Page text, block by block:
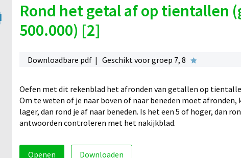
Rond het getal af op tientallen
500.000) [2]
Downloadbare pdf | Geschikt voor groep 7, 8
Oefen met dit rekenblad het afronden van getallen op
Om te weten of je naar boven of naar beneden moet afronden,
lager, dan rond je af naar beneden. Is het een 5 of hoger, dan
antwoorden controleren met het nakijkblad.
Openen Downloaden